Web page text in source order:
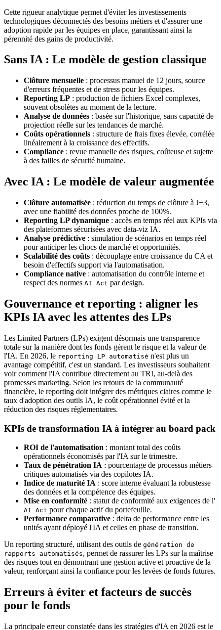
Cette rigueur analytique permet d'éviter les investissements
technologiques déconnectés des besoins métiers et d'assurer une
adoption rapide par les équipes en place, garantissant ainsi la
pérennité des gains de productivité.
Sans IA : Le modèle de gestion classique
Clôture mensuelle : processus manuel de 12 jours, source
d'erreurs fréquentes et de stress pour les équipes.
Reporting LP : production de fichiers Excel complexes,
souvent obsolètes au moment de la lecture.
Analyse de données : basée sur l'historique, sans capacité de
projection réelle sur les tendances de marché.
Coûts opérationnels : structure de frais fixes élevée, corrélée
linéairement à la croissance des effectifs.
Compliance : revue manuelle des risques, coûteuse et sujette
à des failles de sécurité humaine.
Avec IA : Le modèle de valeur augmentée
Clôture automatisée : réduction du temps de clôture à J+3,
avec une fiabilité des données proche de 100%.
Reporting LP dynamique : accès en temps réel aux KPIs via
des plateformes sécurisées avec data-viz IA.
Analyse prédictive : simulation de scénarios en temps réel
pour anticiper les chocs de marché et opportunités.
Scalabilité des coûts : découplage entre croissance du CA et
besoin d'effectifs support via l'automatisation.
Compliance native : automatisation du contrôle interne et
respect des normes AI Act par design.
Gouvernance et reporting : aligner les
KPIs IA avec les attentes des LPs
Les Limited Partners (LPs) exigent désormais une transparence
totale sur la manière dont les fonds gèrent le risque et la valeur de
l'IA. En 2026, le reporting LP automatisé n'est plus un
avantage compétitif, c'est un standard. Les investisseurs souhaitent
voir comment l'IA contribue directement au TRI, au-delà des
promesses marketing. Selon les retours de la communauté
financière, le reporting doit intégrer des métriques claires comme le
taux d'adoption des outils IA, le coût opérationnel évité et la
réduction des risques réglementaires.
KPIs de transformation IA à intégrer au board pack
ROI de l'automatisation : montant total des coûts
opérationnels économisés par l'IA sur le trimestre.
Taux de pénétration IA : pourcentage de processus métiers
critiques automatisés via des copilotes IA.
Indice de maturité IA : score interne évaluant la robustesse
des données et la compétence des équipes.
Mise en conformité : statut de conformité aux exigences de l'
AI Act pour chaque actif du portefeuille.
Performance comparative : delta de performance entre les
unités ayant déployé l'IA et celles en phase de transition.
Un reporting structuré, utilisant des outils de génération de
rapports automatisés, permet de rassurer les LPs sur la maîtrise
des risques tout en démontrant une gestion active et proactive de la
valeur, renforçant ainsi la confiance pour les levées de fonds futures.
Erreurs à éviter et facteurs de succès
pour le fonds
La principale erreur constatée dans les stratégies d'IA en 2026 est le